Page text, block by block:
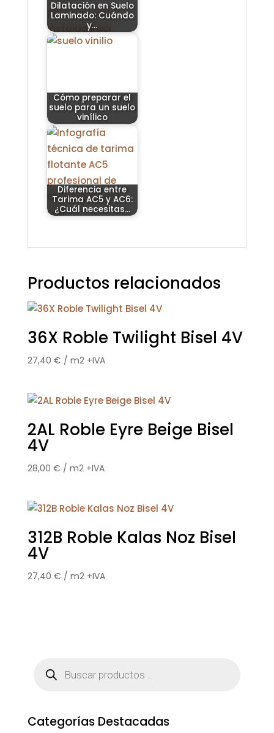
Dilatación en Suelo
Laminado: Cuándo
y…
Cómo preparar el
suelo para un suelo
vinílico
Diferencia entre
Tarima AC5 y AC6:
¿Cuál necesitas…
Productos relacionados
36X Roble Twilight Bisel 4V
27,40 € / m2 +IVA
2AL Roble Eyre Beige Bisel
4V
28,00 € / m2 +IVA
312B Roble Kalas Noz Bisel
4V
27,40 € / m2 +IVA
productos
Categorías Destacadas